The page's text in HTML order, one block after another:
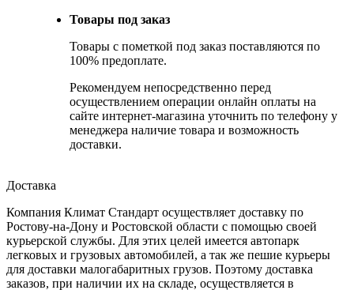
Товары под заказ
Товары с пометкой под заказ поставляются по
100% предоплате.
Рекомендуем непосредственно перед
осуществлением операции онлайн оплаты на
сайте интернет-магазина уточнить по телефону у
менеджера наличие товара и возможность
доставки.
Доставка
Компания Климат Стандарт осуществляет доставку по
Ростову-на-Дону и Ростовской области с помощью своей
курьерской службы. Для этих целей имеется автопарк
легковых и грузовых автомобилей, а так же пешие курьеры
для доставки малогабаритных грузов. Поэтому доставка
заказов, при наличии их на складе, осуществляется в